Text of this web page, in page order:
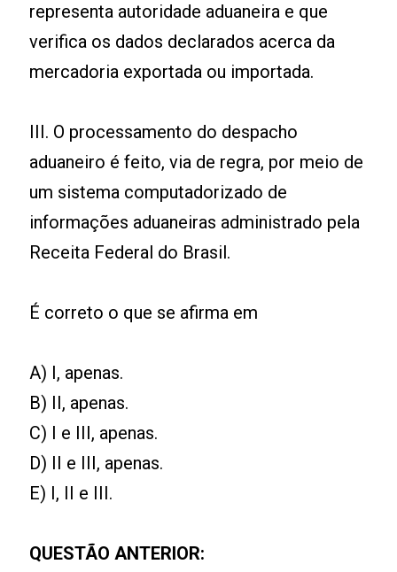
representa autoridade aduaneira e que
verifica os dados declarados acerca da
mercadoria exportada ou importada.
III. O processamento do despacho
aduaneiro é feito, via de regra, por meio de
um sistema computadorizado de
informações aduaneiras administrado pela
Receita Federal do Brasil.
É correto o que se afirma em
A) I, apenas.
B) II, apenas.
C) I e III, apenas.
D) II e III, apenas.
E) I, II e III.
QUESTÃO ANTERIOR: